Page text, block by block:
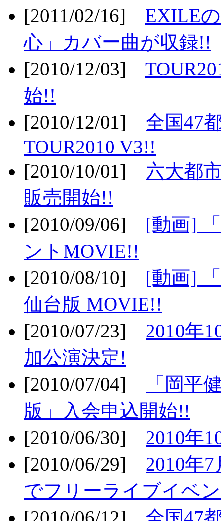
[2011/02/16] EXILE
心」カバー曲が収録!!
[2010/12/03]
始!!
[2010/12/01] 全国47
TOUR2010 V3!!
[2010/10/01] 六大都
販売開始!!
[2010/09/06] [動画]
ントMOVIE!!
[2010/08/10] [動画]
仙台版 MOVIE!!
[2010/07/23] 2010年
加公演決定!
[2010/07/04]
「岡平
版」入会申込開始!!
[2010/06/30] 2010年
[2010/06/29] 2010年
でフリーライブイベ